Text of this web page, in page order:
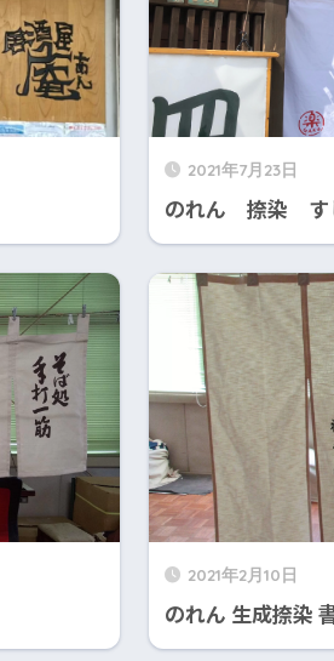
2021年7月23日
のれん 捺染 す
2021年2月10日
のれん 生成捺染